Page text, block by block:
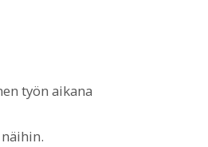
työn aikana